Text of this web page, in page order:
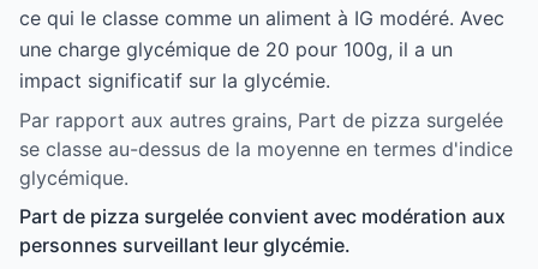
ce qui le classe comme un aliment à IG modéré. Avec
une charge glycémique de 20 pour 100g, il a un
impact significatif sur la glycémie.
Par rapport aux autres grains, Part de pizza surgelée
se classe au-dessus de la moyenne en termes d'indice
glycémique.
Part de pizza surgelée convient avec modération aux
personnes surveillant leur glycémie.